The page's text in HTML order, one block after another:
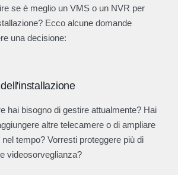
se è meglio un VMS o un NVR per
Ecco alcune domande
una decisione:
hai bisogno di gestire attualmente? Hai
altre telecamere o di ampliare
tempo? Vorresti proteggere più di
videosorveglianza?